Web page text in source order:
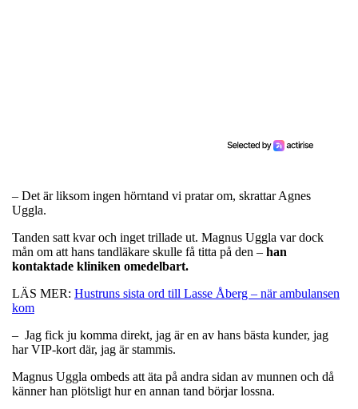
– Det är liksom ingen hörntand vi pratar om, skrattar Agnes
Uggla.
Tanden satt kvar och inget trillade ut. Magnus Uggla var dock
mån om att hans tandläkare skulle få titta på den – han
kontaktade kliniken omedelbart.
LÄS MER: Hustruns sista ord till Lasse Åberg – när ambulansen
kom
– Jag fick ju komma direkt, jag är en av hans bästa kunder, jag
har VIP-kort där, jag är stammis.
Magnus Uggla ombeds att äta på andra sidan av munnen och då
känner han plötsligt hur en annan tand börjar lossna.